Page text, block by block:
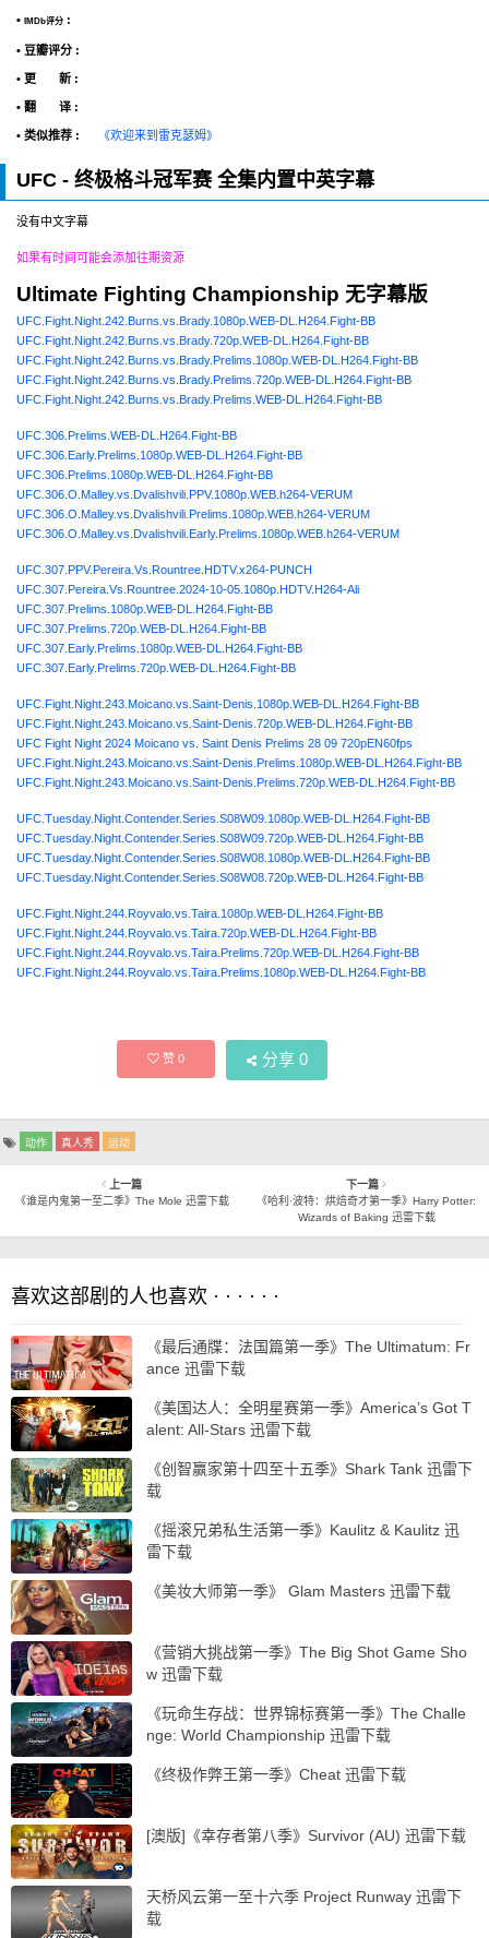
• IMDb评分 :
• 豆瓣评分 :
• 更 新 :
• 翻 译 :
• 类似推荐 : 《欢迎来到雷克瑟姆》
UFC - 终极格斗冠军赛 全集内置中英字幕
没有中文字幕
如果有时间可能会添加往期资源
Ultimate Fighting Championship 无字幕版
UFC.Fight.Night.242.Burns.vs.Brady.1080p.WEB-DL.H264.Fight-BB
UFC.Fight.Night.242.Burns.vs.Brady.720p.WEB-DL.H264.Fight-BB
UFC.Fight.Night.242.Burns.vs.Brady.Prelims.1080p.WEB-DL.H264.Fight-BB
UFC.Fight.Night.242.Burns.vs.Brady.Prelims.720p.WEB-DL.H264.Fight-BB
UFC.Fight.Night.242.Burns.vs.Brady.Prelims.WEB-DL.H264.Fight-BB
UFC.306.Prelims.WEB-DL.H264.Fight-BB
UFC.306.Early.Prelims.1080p.WEB-DL.H264.Fight-BB
UFC.306.Prelims.1080p.WEB-DL.H264.Fight-BB
UFC.306.O.Malley.vs.Dvalishvili.PPV.1080p.WEB.h264-VERUM
UFC.306.O.Malley.vs.Dvalishvili.Prelims.1080p.WEB.h264-VERUM
UFC.306.O.Malley.vs.Dvalishvili.Early.Prelims.1080p.WEB.h264-VERUM
UFC.307.PPV.Pereira.Vs.Rountree.HDTV.x264-PUNCH
UFC.307.Pereira.Vs.Rountree.2024-10-05.1080p.HDTV.H264-Ali
UFC.307.Prelims.1080p.WEB-DL.H264.Fight-BB
UFC.307.Prelims.720p.WEB-DL.H264.Fight-BB
UFC.307.Early.Prelims.1080p.WEB-DL.H264.Fight-BB
UFC.307.Early.Prelims.720p.WEB-DL.H264.Fight-BB
UFC.Fight.Night.243.Moicano.vs.Saint-Denis.1080p.WEB-DL.H264.Fight-BB
UFC.Fight.Night.243.Moicano.vs.Saint-Denis.720p.WEB-DL.H264.Fight-BB
UFC Fight Night 2024 Moicano vs. Saint Denis Prelims 28 09 720pEN60fps
UFC.Fight.Night.243.Moicano.vs.Saint-Denis.Prelims.1080p.WEB-DL.H264.Fight-BB
UFC.Fight.Night.243.Moicano.vs.Saint-Denis.Prelims.720p.WEB-DL.H264.Fight-BB
UFC.Tuesday.Night.Contender.Series.S08W09.1080p.WEB-DL.H264.Fight-BB
UFC.Tuesday.Night.Contender.Series.S08W09.720p.WEB-DL.H264.Fight-BB
UFC.Tuesday.Night.Contender.Series.S08W08.1080p.WEB-DL.H264.Fight-BB
UFC.Tuesday.Night.Contender.Series.S08W08.720p.WEB-DL.H264.Fight-BB
UFC.Fight.Night.244.Royvalo.vs.Taira.1080p.WEB-DL.H264.Fight-BB
UFC.Fight.Night.244.Royvalo.vs.Taira.720p.WEB-DL.H264.Fight-BB
UFC.Fight.Night.244.Royvalo.vs.Taira.Prelims.720p.WEB-DL.H264.Fight-BB
UFC.Fight.Night.244.Royvalo.vs.Taira.Prelims.1080p.WEB-DL.H264.Fight-BB
赞0 分享 0
动作 真人秀 运动
上一篇
《谁是内鬼第一至二季》The Mole 迅雷下载
下一篇
《哈利·波特：烘焙奇才第一季》Harry Potter:
Wizards of Baking 迅雷下载
喜欢这部剧的人也喜欢 · · · · · ·
《最后通牒：法国篇第一季》The Ultimatum: Fr
ance 迅雷下载
《美国达人：全明星赛第一季》America’s Got T
alent: All-Stars 迅雷下载
《创智赢家第十四至十五季》Shark Tank 迅雷下
载
《摇滚兄弟私生活第一季》Kaulitz & Kaulitz 迅
雷下载
《美妆大师第一季》 Glam Masters 迅雷下载
《营销大挑战第一季》The Big Shot Game Sho
w 迅雷下载
《玩命生存战：世界锦标赛第一季》The Challe
nge: World Championship 迅雷下载
《终极作弊王第一季》Cheat 迅雷下载
[澳版]《幸存者第八季》Survivor (AU) 迅雷下载
天桥风云第一至十六季 Project Runway 迅雷下
载